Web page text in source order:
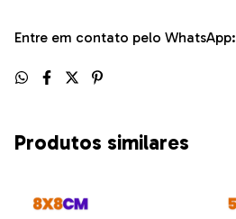
Entre em contato pelo WhatsApp:
Produtos similares